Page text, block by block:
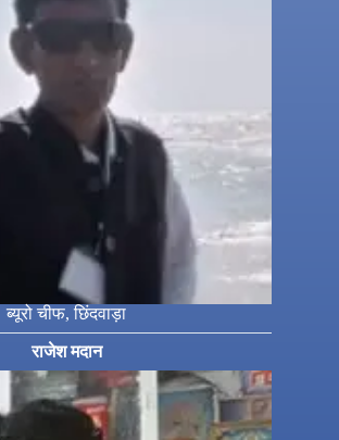
ब्यूरो चीफ, छिंदवाड़ा
राजेश मदान